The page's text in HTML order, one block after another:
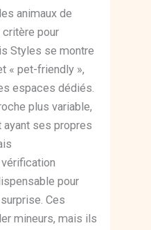
animaux de
critère pour
Styles se montre
« pet-friendly »,
espaces dédiés.
plus variable,
ses propres
pour
Ces
mineurs, mais ils